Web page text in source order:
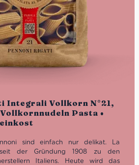
Integrali Vollkorn N°21,
Pasta •
sind einfach nur delikat. La
der Gründung 1908 zu den
Italiens. Heute wird das